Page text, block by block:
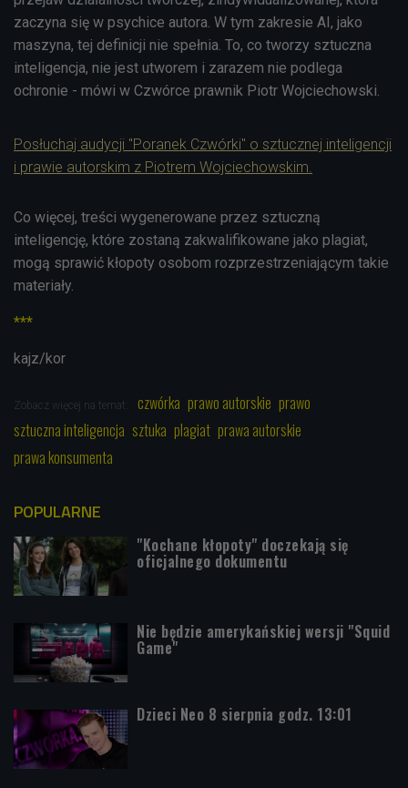
zaczyna się w psychice autora. W tym zakresie AI, jako
maszyna, tej definicji nie spełnia. To, co tworzy sztuczna
inteligencja, nie jest utworem i zarazem nie podlega
ochronie - mówi w Czwórce prawnik Piotr Wojciechowski.
Posłuchaj audycji "Poranek Czwórki" o sztucznej inteligencji
i prawie autorskim z Piotrem Wojciechowskim.
Co więcej, treści wygenerowane przez sztuczną
inteligencję, które zostaną zakwalifikowane jako plagiat,
mogą sprawić kłopoty osobom rozprzestrzeniającym takie
materiały.
***
kajz/kor
Zobacz więcej na temat: czwórka prawo autorskie prawo
sztuczna inteligencja sztuka plagiat prawa autorskie
prawa konsumenta
POPULARNE
"Kochane kłopoty" doczekają się
oficjalnego dokumentu
Nie będzie amerykańskiej wersji "Squid
Game"
Dzieci Neo 8 sierpnia godz. 13:01